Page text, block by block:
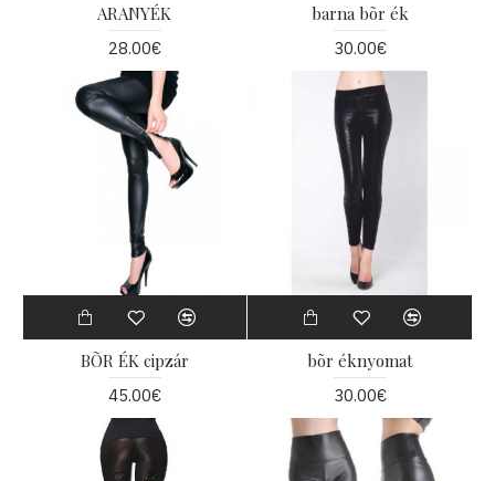
ARANYÉK
28.00€
barna bõr ék
30.00€
BÕR ÉK cipzár
45.00€
bõr éknyomat
30.00€